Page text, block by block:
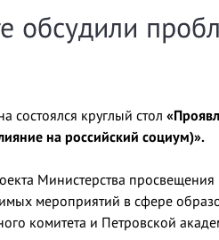
обсудили
состоялся круглый стол
на российский социум)».
Министерства
мероприятий в сфере
комитета и Петровской